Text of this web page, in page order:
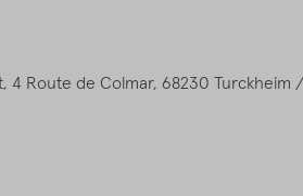
4 Route de Colmar, 68230 Turckheim